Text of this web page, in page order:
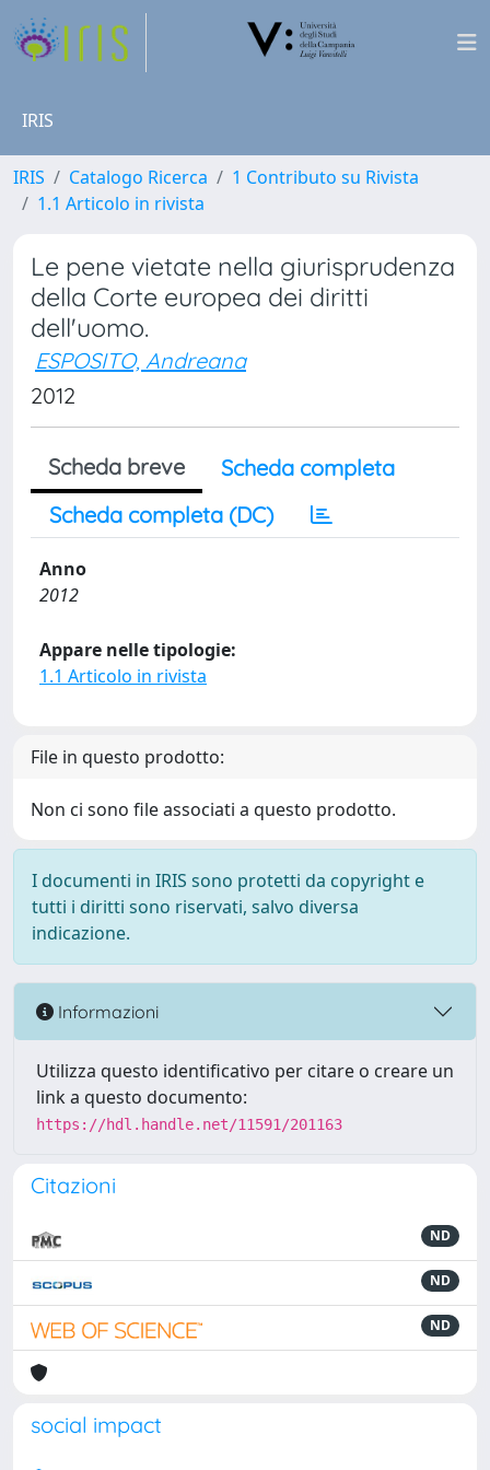
IRIS
IRIS Catalogo Ricerca
1 Contributo su Rivista
1.1 Articolo in rivista
Le pene vietate nella giurisprudenza
della Corte europea dei diritti
dell'uomo.
ESPOSITO, Andreana
2012
Scheda breve
Scheda completa
Scheda completa (DC)
Anno
2012
Appare nelle tipologie:
1.1 Articolo in rivista
File in questo prodotto:
Non ci sono file associati a questo prodotto.
I documenti in IRIS sono protetti da copyright e
tutti i diritti sono riservati, salvo diversa
indicazione.
Informazioni
Utilizza questo identificativo per citare o creare un
link a questo documento:
https://hdl.handle.net/11591/201163
Citazioni
ND
ND
ND
social impact